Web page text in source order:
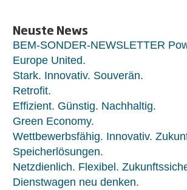
Neuste News
BEM-SONDER-NEWSLETTER
Europe United.
Stark. Innovativ. Souverän.
Retrofit.
Effizient. Günstig. Nachhaltig.
Green Economy.
Wettbewerbsfähig. Innovativ.
Speicherlösungen.
Netzdienlich. Flexibel.
Dienstwagen neu denken.